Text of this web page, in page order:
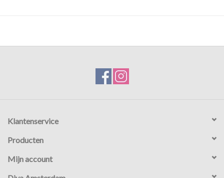
Klantenservice
Producten
Mijn account